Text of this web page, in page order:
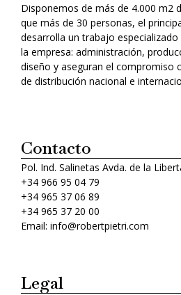
Disponemos de más de 4.000 m2
que más de 30 personas, el
desarrolla un trabajo
la empresa: administración,
diseño y aseguran el compromiso
de distribución nacional e
Contacto
Pol. Ind. Salinetas Avda. de la
+34 966 95 04 79
+34 965 37 06 89
+34 965 37 20 00
Email: info@robertpietri.com
Legal